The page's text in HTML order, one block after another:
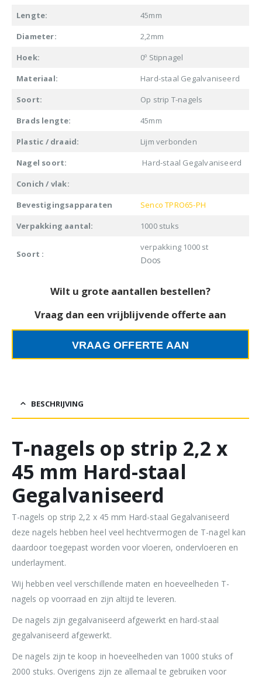
Lengte:
45mm
Diameter:
2,2mm
Hoek:
0º Stipnagel
Materiaal:
Hard-staal Gegalvaniseerd
Soort:
Op strip T-nagels
Brads lengte:
45mm
Plastic / draaid:
Lijm verbonden
Nagel soort:
Hard-staal Gegalvaniseerd
Conich / vlak:
Bevestigingsapparaten
Senco TPRO65-PH
Verpakking aantal:
1000 stuks
Soort :
verpakking 1000 st
Doos
Wilt u grote aantallen bestellen?
Vraag dan een vrijblijvende offerte aan
VRAAG OFFERTE AAN
BESCHRIJVING
T-nagels op strip 2,2 x
45 mm Hard-staal
Gegalvaniseerd
T-nagels op strip 2,2 x 45 mm Hard-staal Gegalvaniseerd
deze nagels hebben heel veel hechtvermogen de T-nagel kan
daardoor toegepast worden voor vloeren, ondervloeren en
underlayment.
Wij hebben veel verschillende maten en hoeveelheden T-
nagels op voorraad en zijn altijd te leveren.
De nagels zijn gegalvaniseerd afgewerkt en hard-staal
gegalvaniseerd afgewerkt.
De nagels zijn te koop in hoeveelheden van 1000 stuks of
2000 stuks. Overigens zijn ze allemaal te gebruiken voor